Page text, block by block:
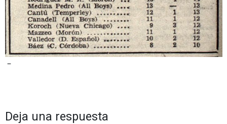
–
Deja una respuesta